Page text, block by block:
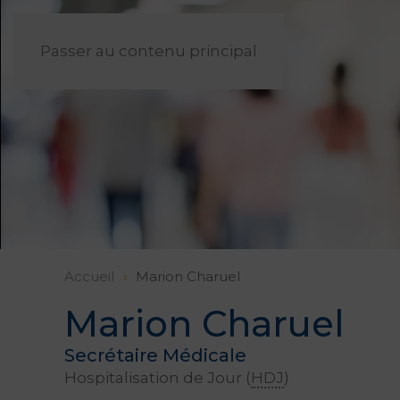
Passer au contenu principal
Accueil Marion Charuel
Marion Charuel
Secrétaire Médicale
Hospitalisation de Jour (HDJ)